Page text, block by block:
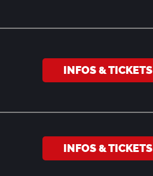
INFOS & TICKETS
INFOS & TICKETS